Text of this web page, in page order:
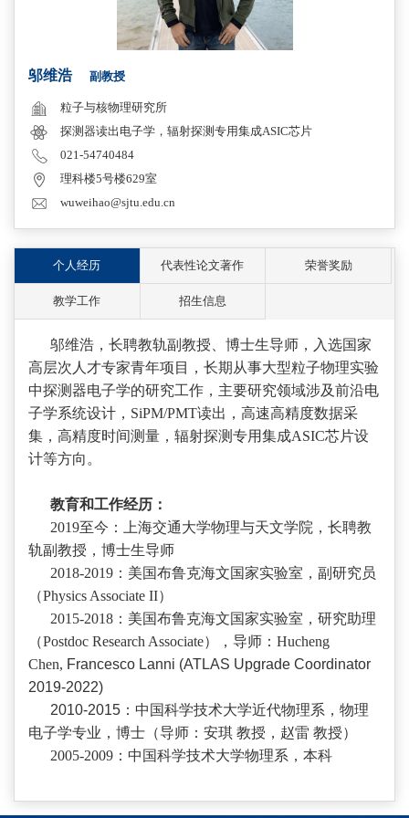
邬维浩 副教授
粒子与核物理研究所
探测器读出电子学，辐射探测专用集成ASIC芯片
021-54740484
理科楼5号楼629室
wuweihao@sjtu.edu.cn
个人经历 代表性论文著作 荣誉奖励
教学工作 招生信息
邬维浩，长聘教轨副教授、博士生导师，入选国家
高层次人才专家青年项目，长期从事大型粒子物理实验
中探测器电子学的研究工作，主要研究领域涉及前沿电
子学系统设计，SiPM/PMT读出，高速高精度数据采
集，高精度时间测量，辐射探测专用集成ASIC芯片设
计等方向。
教育和工作经历：
2019至今：上海交通大学物理与天文学院，长聘教
轨副教授，博士生导师
2018-2019：美国布鲁克海文国家实验室，副研究员
（Physics Associate II）
2015-2018：美国布鲁克海文国家实验室，研究助理
（Postdoc Research Associate），导师：Hucheng
Chen, Francesco Lanni (ATLAS Upgrade Coordinator
2019-2022)
2010-2015：中国科学技术大学近代物理系，物理
电子学专业，博士（导师：安琪 教授，赵雷 教授）
2005-2009：中国科学技术大学物理系，本科